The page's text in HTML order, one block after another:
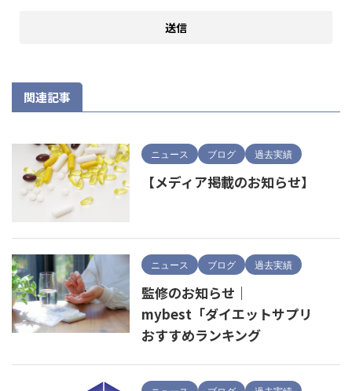
関連記事
ニュース ブログ 過去実績
【メディア掲載のお知らせ】
ニュース ブログ 過去実績
監修のお知らせ｜
mybest「ダイエットサプリ
おすすめランキング